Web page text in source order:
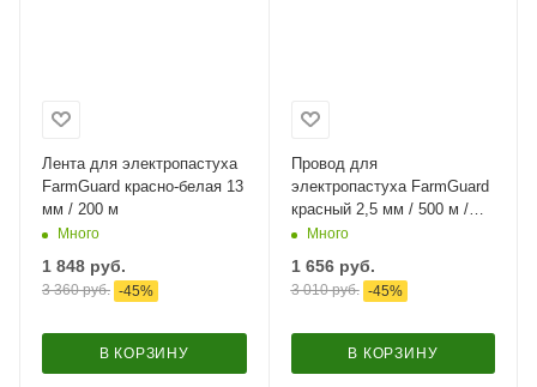
Лента для электропастуха
FarmGuard красно-белая 13
мм / 200 м
Много
1 848 руб.
3 360руб. -45%
В КОРЗИНУ
Провод для
электропастуха FarmGuard
красный 2,5 мм / 500 м /
6х0,16 мм
Много
1 656руб.
3 010руб. -45%
В КОРЗИНУ